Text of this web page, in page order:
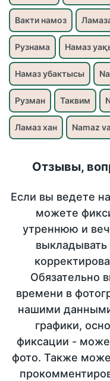
Вакти намоз
Рузнама Намаз
Намаз убактысы
Рузман Таквим
Ламаз хан Namaz
Отзывы,
Если вы ведете
можете
утреннюю и
Обязательно
времени в
нашими
графики,
фиксации -
фото. Также